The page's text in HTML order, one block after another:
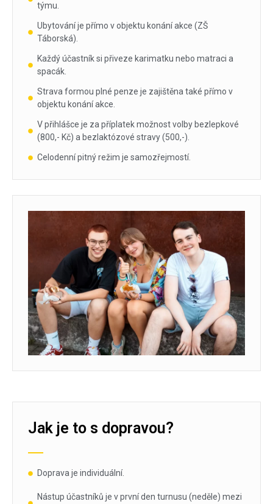
týmu.
Ubytování je přímo v objektu konání akce (ZŠ
Táborská).
Každý účastník si přiveze karimatku nebo matraci a
spacák.
Strava formou plné penze je zajištěna také přímo v
objektu konání akce.
V přihlášce je za příplatek možnost volby bezlepkové
(800,- Kč) a bezlaktózové stravy (500,-).
Celodenní pitný režim je samozřejmostí.
Jak je to s dopravou?
Doprava je individuální.
Nástup účastníků je v první den turnusu (neděle) mezi